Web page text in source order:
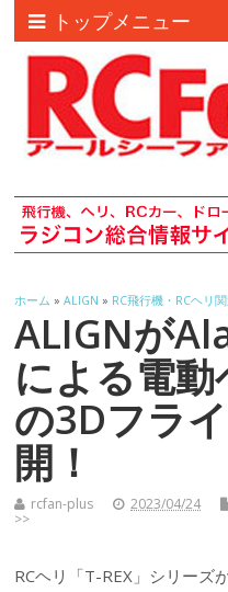
トップメニュー
ホーム »ALIGN » RC飛行機・RCヘリ
ALIGNが
による電動
の3Dフラ
開！
rcfan-plus 2023/04/24
>>
RCヘリ「T-REX」シリーズ